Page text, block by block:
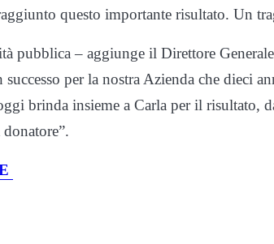
questo importante risultato. Un
pubblica – aggiunge il Direttore
successo per la nostra Azienda che dieci
brinda insieme a Carla per il risultato,